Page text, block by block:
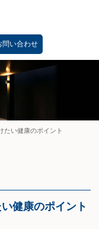
問い合わせ
たい健康のポイント
健康のポイント